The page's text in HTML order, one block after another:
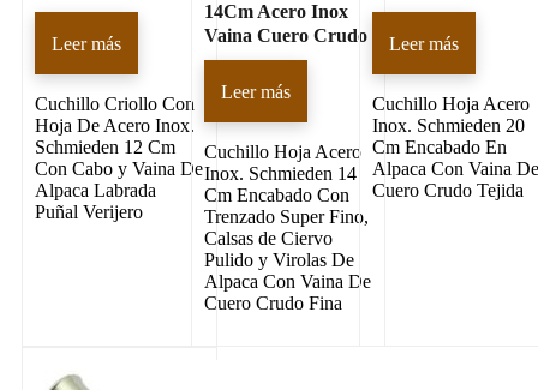
Leer más
Cuchillo Criollo Con
Hoja De Acero Inox.
Schmieden 12 Cm
Con Cabo y Vaina De
Alpaca Labrada
Puñal Verijero
14Cm Acero Inox
Vaina Cuero Crudo
Leer más
Cuchillo Hoja Acero
Inox. Schmieden 14
Cm Encabado Con
Trenzado Super Fino,
Calsas de Ciervo
Pulido y Virolas De
Alpaca Con Vaina De
Cuero Crudo Fina
Leer más
Cuchillo Hoja Acero
Inox. Schmieden 20
Cm Encabado En
Alpaca Con Vaina
Cuero Crudo Tejida